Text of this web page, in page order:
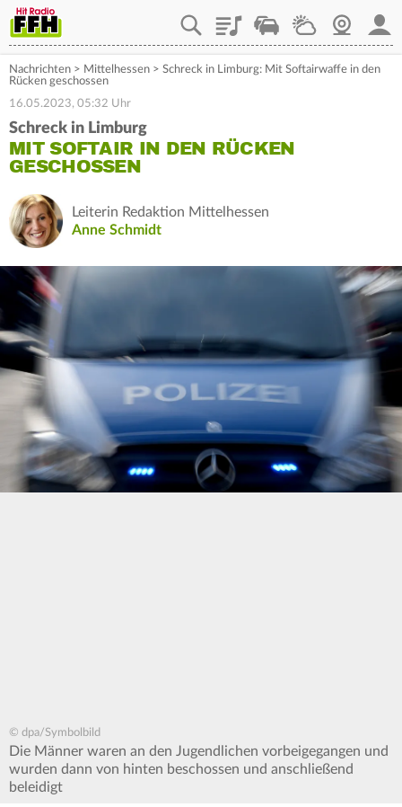
PlaylistStaupilotWetterWebcam
Nachrichten > Mittelhessen > Schreck in Limburg: Mit Softairwaffe in den
Rücken geschossen
16.05.2023, 05:32 Uhr
Schreck in Limburg
MIT SOFTAIR IN DEN RÜCKEN
GESCHOSSEN
Leiterin Redaktion Mittelhessen
Anne Schmidt
© dpa/Symbolbild
Die Männer waren an den Jugendlichen vorbeigegangen und
wurden dann von hinten beschossen und anschließend
beleidigt